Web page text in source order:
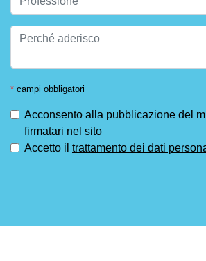
* campi obbligatori
Acconsento alla pubblicazione del
firmatari nel sito
Accetto il trattamento dei dati